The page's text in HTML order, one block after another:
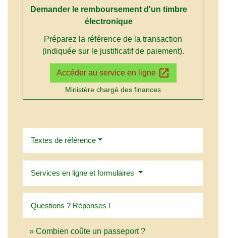
Demander le remboursement d'un timbre
électronique
Préparez la référence de la transaction
(indiquée sur le justificatif de paiement).
Accéder au service en ligne open_in_new
Ministère chargé des finances
Textes de référence
Services en ligne et formulaires
Questions ? Réponses !
Combien coûte un passeport ?